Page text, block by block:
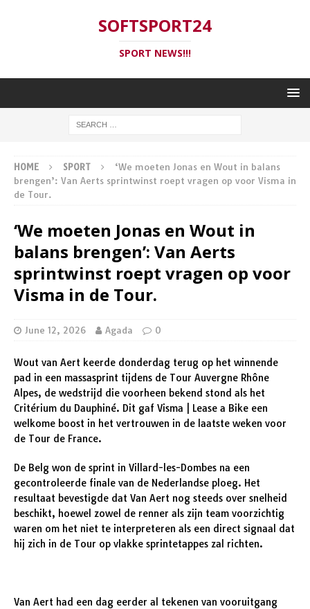
SOFTSPORT24
SPORT NEWS!!!
HOME SPORT
‘We moeten Jonas en Wout in balans
brengen’: Van Aerts sprintwinst roept vragen op voor Visma in
de Tour.
‘We moeten Jonas en Wout in
balans brengen’: Van Aerts
sprintwinst roept vragen op voor
Visma in de Tour.
June 12, 2026 Agada 0
Wout van Aert keerde donderdag terug op het winnende
pad in een massasprint tijdens de Tour Auvergne Rhône
Alpes, de wedstrijd die voorheen bekend stond als het
Critérium du Dauphiné. Dit gaf Visma | Lease a Bike een
welkome boost in het vertrouwen in de laatste weken voor
de Tour de France.
De Belg won de sprint in Villard-les-Dombes na een
gecontroleerde finale van de Nederlandse ploeg. Het
resultaat bevestigde dat Van Aert nog steeds over snelheid
beschikt, hoewel zowel de renner als zijn team voorzichtig
waren om het niet te interpreteren als een direct signaal dat
hij zich in de Tour op vlakke sprintetappes zal richten.
Van Aert had een dag eerder al tekenen van vooruitgang